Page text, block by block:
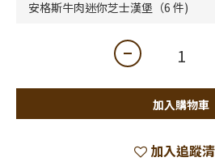
加入購物車
加入追蹤